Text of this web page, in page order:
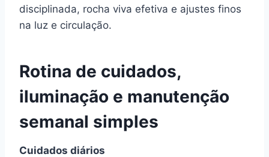
disciplinada, rocha viva efetiva e ajustes finos
na luz e circulação.
Rotina de cuidados,
iluminação e manutenção
semanal simples
Cuidados diários